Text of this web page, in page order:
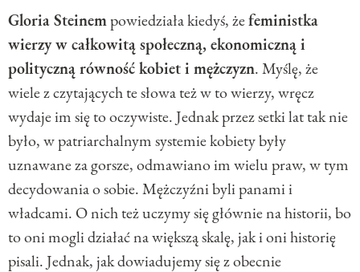
Gloria Steinempowiedziała kiedyś, żefeministka
wierzy w całkowitą społeczną, ekonomiczną i
polityczną równość kobiet i mężczyzn. Myślę, że
wiele z czytających te słowa też w to wierzy, wręcz
wydaje im się to oczywiste. Jednak przez setki lat tak nie
było, w patriarchalnym systemie kobiety były
uznawane za gorsze, odmawiano im wielu praw, w tym
decydowania o sobie. Mężczyźni byli panami i
władcami. O nich też uczymy się głównie na historii, bo
to oni mogli działać na większą skalę, jak i oni historię
pisali. Jednak, jak dowiadujemy się z obecnie